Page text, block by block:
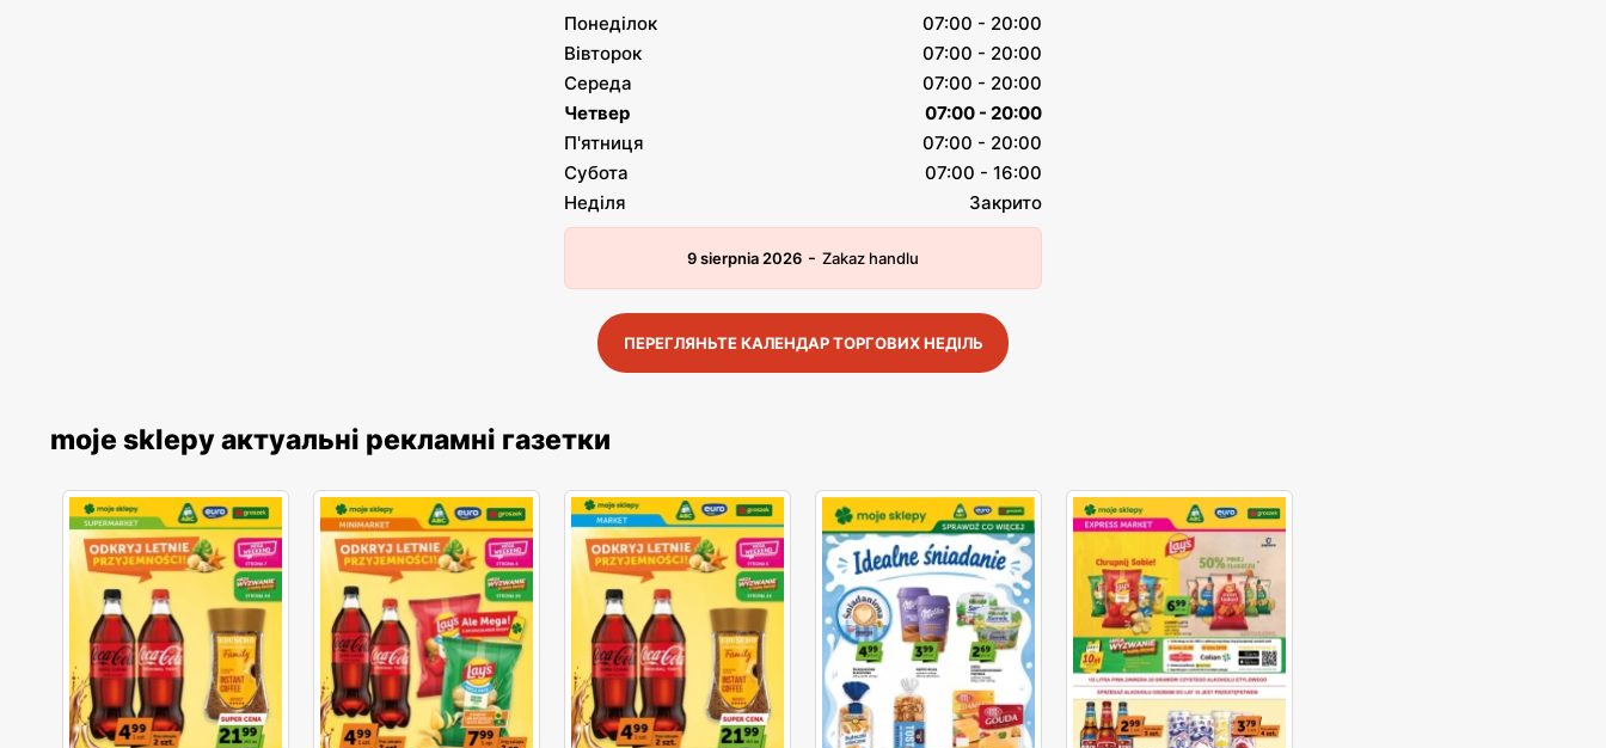
Понеділок
07:00 - 20:00
Вівторок
07:00 - 20:00
Середа
07:00 - 20:00
Четвер
07:00 - 20:00
П'ятниця
07:00 - 20:00
Субота
07:00 - 16:00
Неділя
Закрито
9 sierpnia 2026 - Zakaz handlu
ПЕРЕГЛЯНЬТЕ КАЛЕНДАР ТОРГОВИХ НЕДІЛЬ
moje sklepy актуальні рекламні газетки